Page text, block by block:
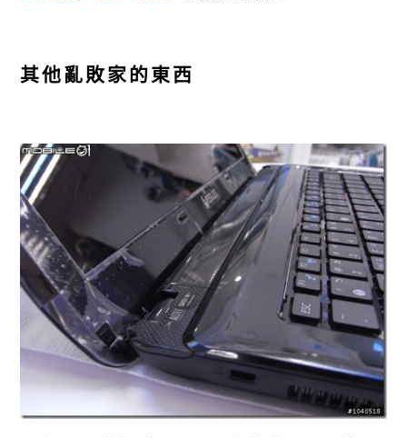
其他亂敗家的東西